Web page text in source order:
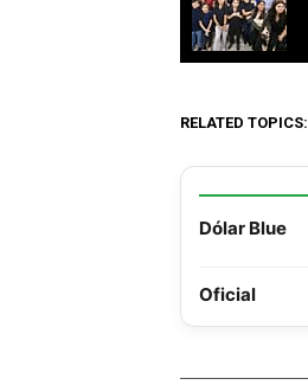
RELATED TOPICS:
Dólar Blue
Oficial